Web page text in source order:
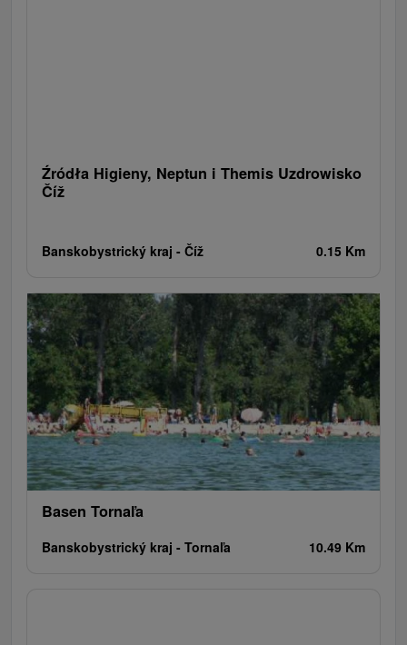
Źródła Higieny, Neptun i Themis Uzdrowisko
Číž
Banskobystrický kraj - Číž 0.15 Km
Basen Tornaľa
Banskobystrický kraj - Tornaľa 10.49 Km